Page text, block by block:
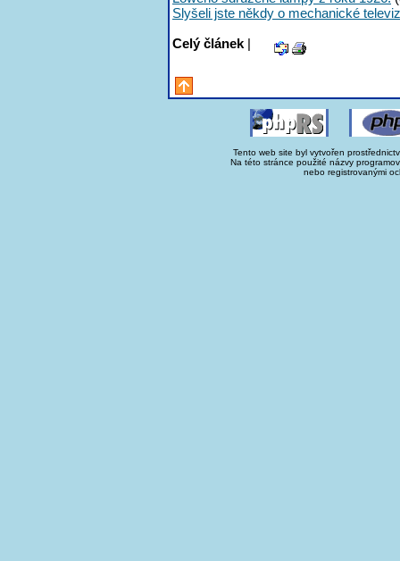
Slyšeli jste někdy o mechanické
Celý článek |
Tento web site byl vytvořen
Na této stránce použité názvy
nebo registrovanými